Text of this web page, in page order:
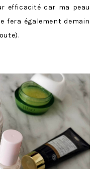
efficacité car ma peau
fera également demain